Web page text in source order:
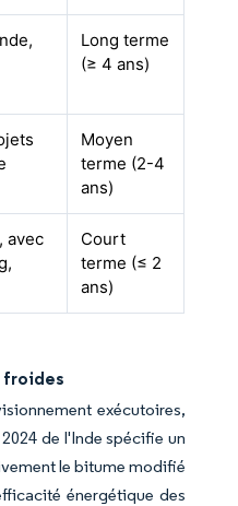
Long terme
(≥ 4 ans)
Moyen
terme (2-4
ans)
avec
Court
terme (≤ 2
ans)
froides
exécutoires,
de l'Inde spécifie un
le bitume modifié
énergétique des